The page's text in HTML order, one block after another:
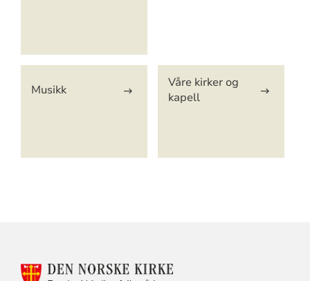
Musikk
Våre kirker og
kapell
KONTAKTINFORMASJON